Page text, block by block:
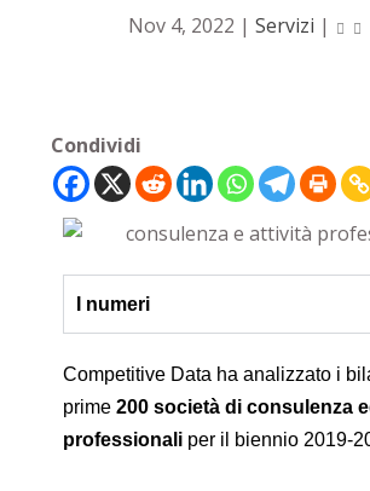
Nov 4, 2022 | Servizi |
Condividi
I numeri
Competitive Data ha analizzato i
prime200 società di consulenza
professionali per il biennio 2019-